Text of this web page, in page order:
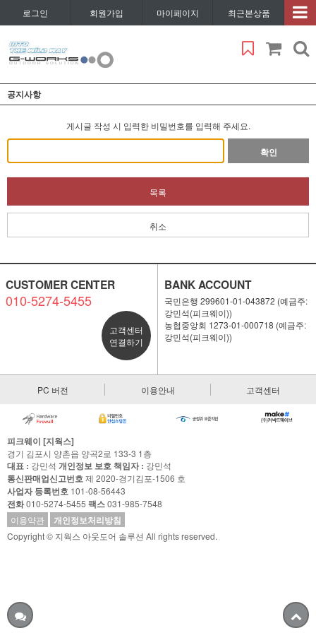
로그인 회원가입 마이페이지 최근본상품
공지사항
게시글 작성 시 입력한 비밀번호를 입력해 주세요.
확인
목록
취소
CUSTOMER CENTER
010-5274-5455
고객센터
연결하기
BANK ACCOUNT
국민은행 299601-01-043872 (예금주:
강민석(피크웨이))
농협중앙회 1273-01-000718 (예금주:
강민석(피크웨이))
PC 버전 이용안내 고객센터
피크웨이 [지웍스]
경기 김포시 양촌읍 양곡2로 133-3 1층
대표 : 강민석 개인정보 보호 책임자 : 강민석
통신판매업신고번호제 2020-경기김포-1506 호
사업자 등록번호 101-08-56443
전화010-5274-5455 팩스031-985-7548
이용약관
개인정보처리방침
Copyright © 지웍스 아웃도어 솔루션 All rights reserved.